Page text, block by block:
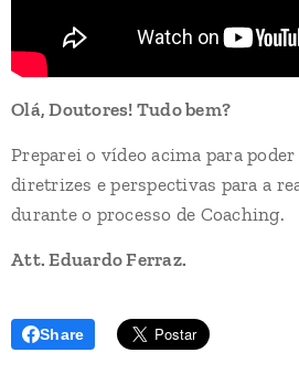
Olá, Doutores! Tudo bem?
Preparei o vídeo acima para
diretrizes e perspectivas para a
durante o processo de Coaching.
Att. Eduardo Ferraz.
Share